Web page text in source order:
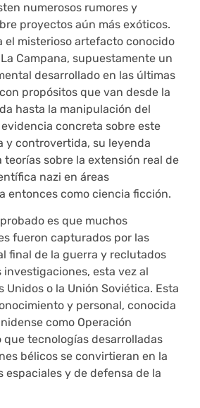
numerosos rumores y
proyectos aún más exóticos.
el misterioso artefacto conocido
Campana, supuestamente un
desarrollado en las últimas
propósitos que van desde la
hasta la manipulación del
concreta sobre este
y controvertida, su leyenda
teorías sobre la extensión real de
nazi en áreas
entonces como ciencia ficción.
es que muchos
fueron capturados por las
final de la guerra y reclutados
esta vez al
Unidos o la Unión Soviética. Esta
y personal, conocida
como Operación
que tecnologías desarrolladas
bélicos se convirtieran en la
espaciales y de defensa de la